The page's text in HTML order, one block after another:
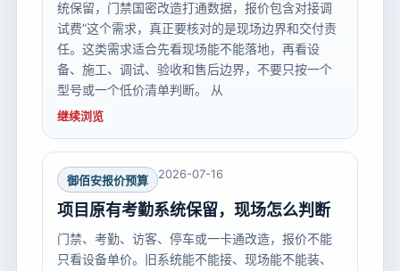
统保留，门禁国密改造打通数据，报价包含对接调
试费”这个需求，真正要核对的是现场边界和交付责
任。这类需求适合先看现场能不能落地，再看设
备、施工、调试、验收和售后边界，不要只按一个
型号或一个低价清单判断。 从
继续浏览
御佰安报价预算 2026-07-16
项目原有考勤系统保留，现场怎么判断
门禁、考勤、访客、停车或一卡通改造，报价不能
只看设备单价。旧系统能不能接、现场能不能装、